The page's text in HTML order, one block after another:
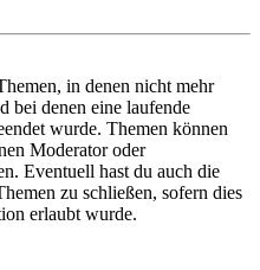
in denen nicht mehr
bei denen eine laufende
wurde. Themen können
Moderator oder
Eventuell hast du auch die
zu schließen, sofern dies
erlaubt wurde.